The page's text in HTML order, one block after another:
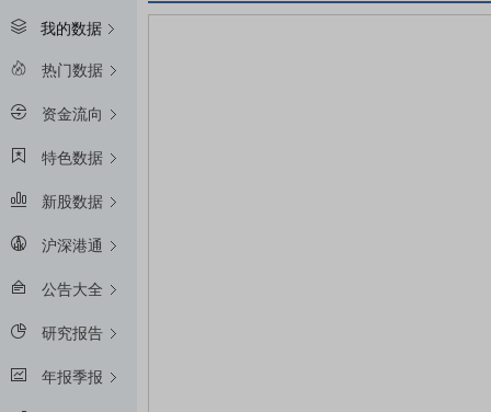
我的数据
热门数据
资金流向
特色数据
新股数据
沪深港通
公告大全
研究报告
年报季报